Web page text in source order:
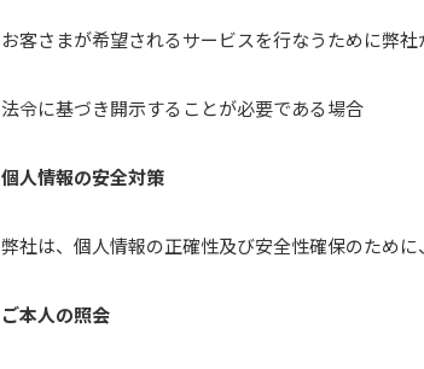
お客さまが希望されるサービスを行なうために弊
法令に基づき開示することが必要である場合
個人情報の安全対策
弊社は、個人情報の正確性及び安全性確保のため
ご本人の照会